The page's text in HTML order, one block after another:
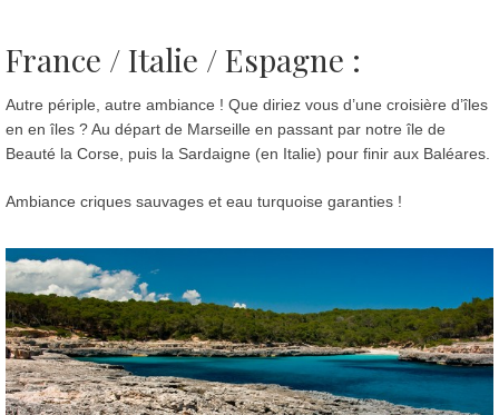
France / Italie / Espagne :
Autre périple, autre ambiance ! Que diriez vous d’une croisière d’îles
en en îles ? Au départ de Marseille en passant par notre île de
Beauté la Corse, puis la Sardaigne (en Italie) pour finir aux Baléares.
Ambiance criques sauvages et eau turquoise garanties !